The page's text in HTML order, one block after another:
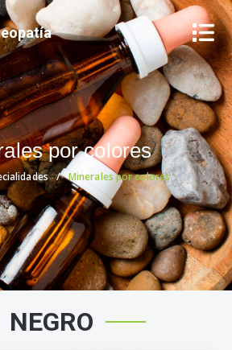
por colores
Minerales por colores
NEGRO